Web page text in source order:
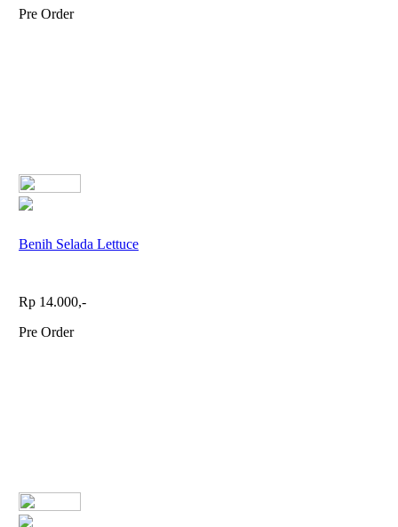
Pre Order
Benih Selada Lettuce
Rp 14.000,-
Pre Order